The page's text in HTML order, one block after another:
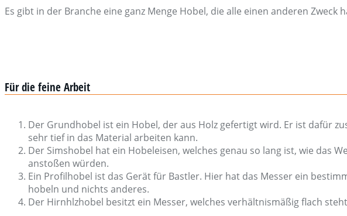
Es gibt in der Branche eine ganz Menge Hobel, die alle einen anderen
Für die feine Arbeit
Der Grundhobel ist ein Hobel, der aus Holz gefertigt wird. Er ist dafür
sehr tief in das Material arbeiten kann.
Der Simshobel hat ein Hobeleisen, welches genau so lang ist, wie das
anstoßen würden.
Ein Profilhobel ist das Gerät für Bastler. Hier hat das Messer ein
hobeln und nichts anderes.
Der Hirnhlzhobel besitzt ein Messer, welches verhältnismäßig flach